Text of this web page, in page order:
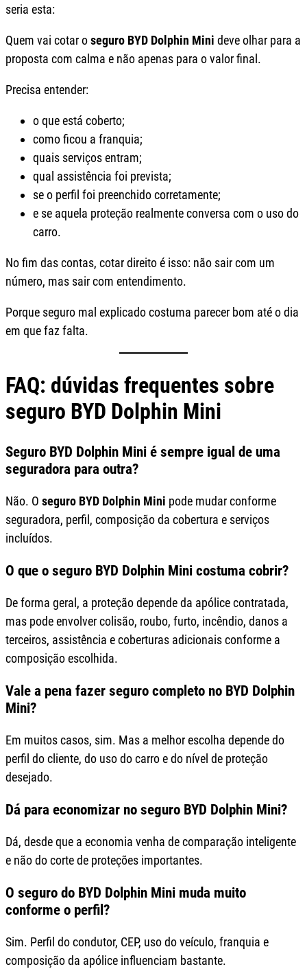
seria esta:
Quem vai cotar oseguro BYD Dolphin Mini deve olhar para a
proposta com calma e não apenas para o valor final.
Precisa entender:
o que está coberto;
como ficou a franquia;
quais serviços entram;
qual assistência foi prevista;
se o perfil foi preenchido corretamente;
e se aquela proteção realmente conversa com o uso do
carro.
No fim das contas, cotar direito é isso: não sair com um
número, mas sair com entendimento.
Porque seguro mal explicado costuma parecer bom até o dia
em que faz falta.
FAQ: dúvidas frequentes sobre
seguro BYD Dolphin Mini
Seguro BYD Dolphin Mini é sempre igual de uma
seguradora para outra?
Não. O seguro BYD Dolphin Mini pode mudar conforme
seguradora, perfil, composição da cobertura e serviços
incluídos.
O que o seguro BYD Dolphin Mini costuma cobrir?
De forma geral, a proteção depende da apólice contratada,
mas pode envolver colisão, roubo, furto, incêndio, danos a
terceiros, assistência e coberturas adicionais conforme a
composição escolhida.
Vale a pena fazer seguro completo no BYD Dolphin
Mini?
Em muitos casos, sim. Mas a melhor escolha depende do
perfil do cliente, do uso do carro e do nível de proteção
desejado.
Dá para economizar no seguro BYD Dolphin Mini?
Dá, desde que a economia venha de comparação inteligente
e não do corte de proteções importantes.
O seguro do BYD Dolphin Mini muda muito
conforme o perfil?
Sim. Perfil do condutor, CEP, uso do veículo, franquia e
composição da apólice influenciam bastante.